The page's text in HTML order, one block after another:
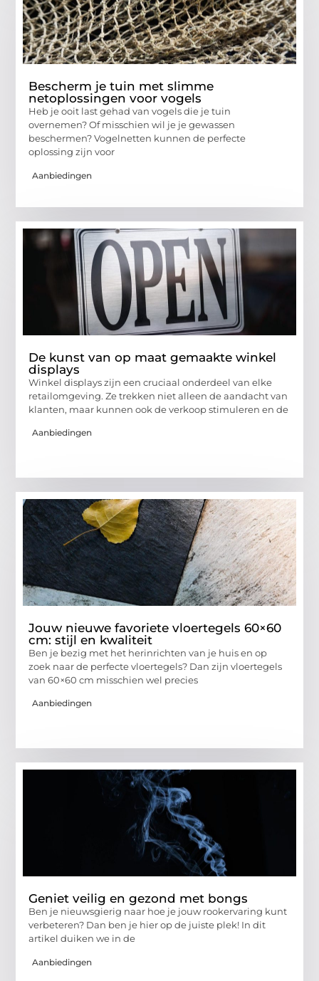
Bescherm je tuin met slimme
netoplossingen voor vogels
Heb je ooit last gehad van vogels die je tuin
overnemen? Of misschien wil je je gewassen
beschermen? Vogelnetten kunnen de perfecte
oplossing zijn voor
Aanbiedingen
De kunst van op maat gemaakte winkel
displays
Winkel displays zijn een cruciaal onderdeel van elke
retailomgeving. Ze trekken niet alleen de aandacht van
klanten, maar kunnen ook de verkoop stimuleren en de
Aanbiedingen
Jouw nieuwe favoriete vloertegels 60×60
cm: stijl en kwaliteit
Ben je bezig met het herinrichten van je huis en op
zoek naar de perfecte vloertegels? Dan zijn vloertegels
van 60×60 cm misschien wel precies
Aanbiedingen
Geniet veilig en gezond met bongs
Ben je nieuwsgierig naar hoe je jouw rookervaring kunt
verbeteren? Dan ben je hier op de juiste plek! In dit
artikel duiken we in de
Aanbiedingen